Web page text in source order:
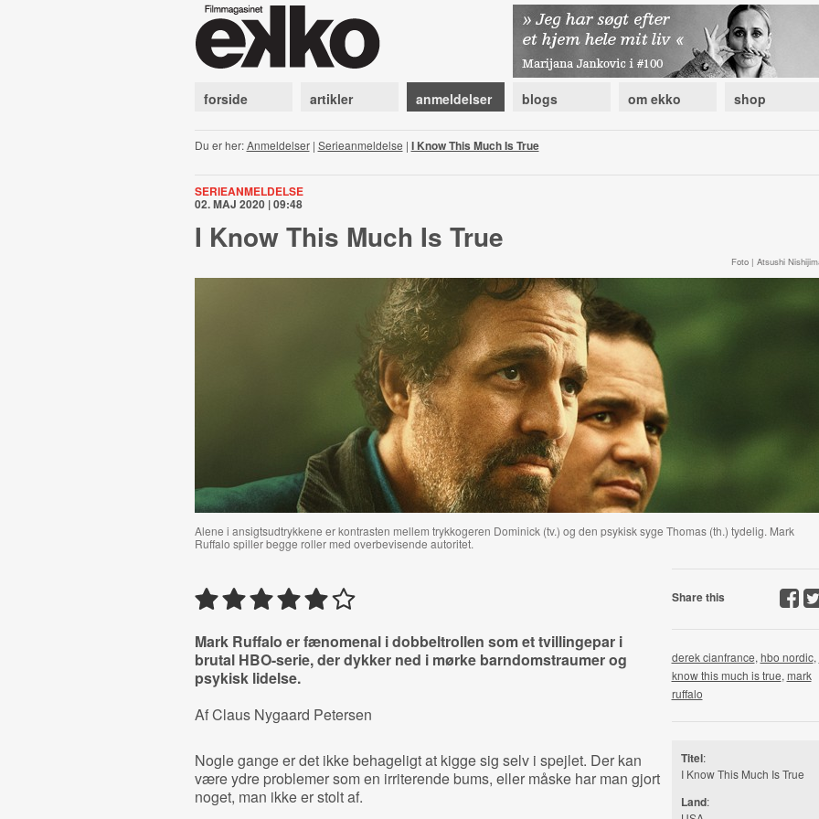
forside artikler anmeldelser blogs om ekko shop
Du er her:Anmeldelser| Serieanmeldelse | I Know This Much Is True
SERIEANMELDELSE
02. MAJ 2020 | 09:48
I Know This Much Is True
Foto | Atsushi
Alene i ansigtsudtrykkene er kontrasten mellem trykkogeren Dominick (tv.) og den psykisk syge Thomas (th.) tydelig. Mark
Ruffalo spiller begge roller med overbevisende autoritet.
Mark Ruffalo er fænomenal i dobbeltrollen som et tvillingepar i
brutal HBO-serie, der dykker ned i mørke barndomstraumer og
psykisk lidelse.
Af Claus Nygaard Petersen
Nogle gange er det ikke behageligt at kigge sig selv i spejlet. Der kan
være ydre problemer som en irriterende bums, eller måske har man gjort
noget, man ikke er stolt af.
Share this
derek cianfrance, hbo nordic,
know this much is true, mark
ruffalo
Titel:
I Know This Much Is True
Land: